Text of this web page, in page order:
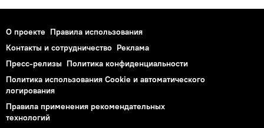
О проекте Правила использования
Контакты и сотрудничество Реклама
Пресс-релизы Политика конфиденциальности
Политика использования Cookie и автоматического
логирования
Правила применения рекомендательных
технологий